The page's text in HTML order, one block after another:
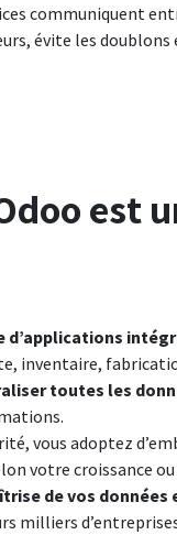
communiquent
évite les
est
d’applications
inventaire,
toutes les
vous adoptez
votre croissance ou
de vos données
milliers